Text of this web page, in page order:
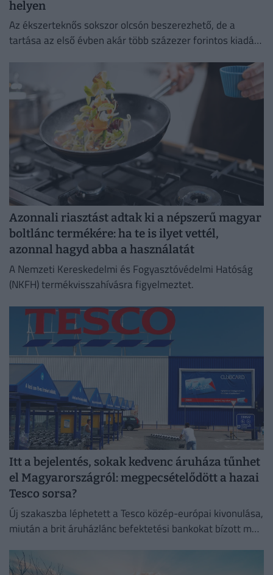
helyen
Az ékszerteknős sokszor olcsón beszerezhető, de a
tartása az első évben akár több százezer forintos kiadás
Azonnali riasztást adtak ki a népszerű magyar
boltlánc termékére: ha te is ilyet vettél,
azonnal hagyd abba a használatát
A Nemzeti Kereskedelmi és Fogyasztóvédelmi Hatóság
(NKFH) termékvisszahívásra figyelmeztet.
Itt a bejelentés, sokak kedvenc áruháza tűnhet
el Magyarországról: megpecsételődött a hazai
Tesco sorsa?
Új szakaszba léphetett a Tesco közép-európai kivonulása,
miután a brit áruházlánc befektetési bankokat bízott meg